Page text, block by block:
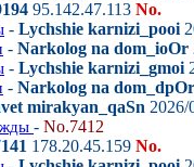
95.142.47.113 No.
- Lychshie karnizi_pooi
- Narkolog na dom_ioOr
- Lychshie karnizi_gmoi
- Narkolog na dom_dpOr
mirakyan_qaSn 2026/
- No.7412
178.20.45.159 No.